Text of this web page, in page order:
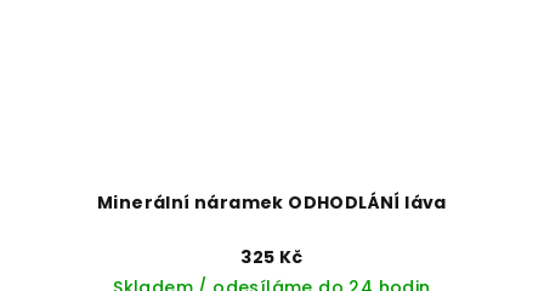
Minerální náramek ODHODLÁNÍ láva
325 Kč